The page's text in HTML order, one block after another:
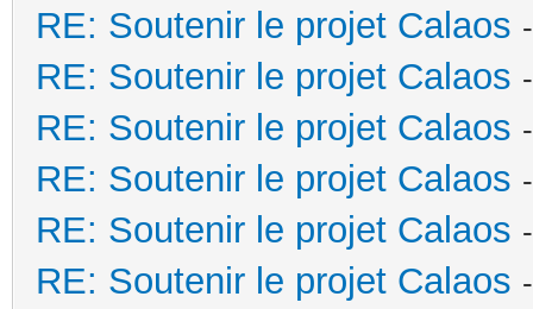
RE: Soutenir le projet Calaos
RE: Soutenir le projet Calaos
RE: Soutenir le projet Calaos
RE: Soutenir le projet Calaos
RE: Soutenir le projet Calaos
RE: Soutenir le projet Calaos